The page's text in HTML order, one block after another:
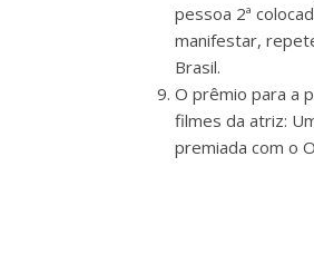
pessoa 2ª
manifestar,
Brasil.
O prêmio para a
filmes da atriz:
premiada com o